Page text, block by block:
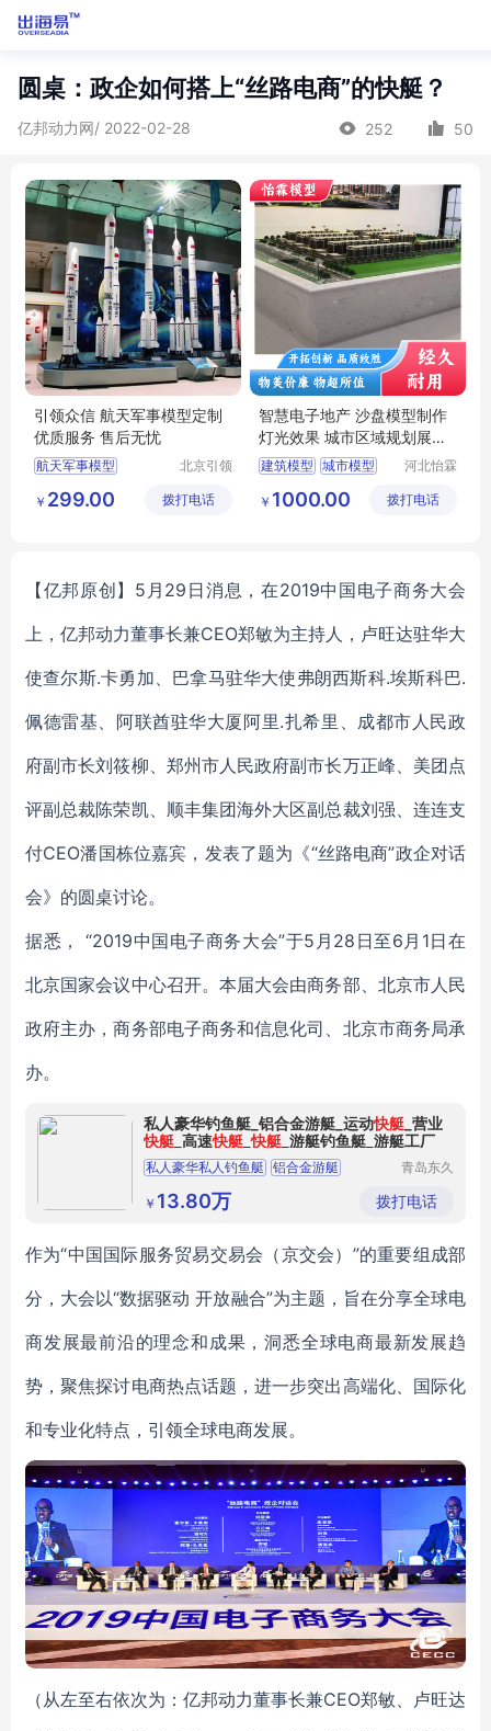
圆桌：政企如何搭上“丝路电商”的快艇？
亿邦动力网/ 2022-02-28 252 50
引领众信 航天军事模型定制
优质服务 售后无忧
航天军事模型
运载火箭模型
北京引领
展示有限
￥ 299.00 拨打电话
智慧电子地产 沙盘模型制作
灯光效果 城市区域规划展示
量身定制
建筑模型 城市模型
模型制作 房地产模型
河北怡霖
有限公司
￥ 1000.00 拨打电话
【亿邦原创】5月29日消息，在2019中国电子商务大会
上，亿邦动力董事长兼CEO郑敏为主持人，卢旺达驻华大
使查尔斯.卡勇加、巴拿马驻华大使弗朗西斯科.埃斯科巴.
佩德雷基、阿联酋驻华大厦阿里.扎希里、成都市人民政
府副市长刘筱柳、郑州市人民政府副市长万正峰、美团点
评副总裁陈荣凯、顺丰集团海外大区副总裁刘强、连连支
付CEO潘国栋位嘉宾，发表了题为《“丝路电商”政企对话
会》的圆桌讨论。
据悉， “2019中国电子商务大会”于5月28日至6月1日在
北京国家会议中心召开。本届大会由商务部、北京市人民
政府主办，商务部电子商务和信息化司、北京市商务局承
办。
私人豪华钓鱼艇_铝合金游艇_运动快艇 _营业
快艇 _高速快艇 _快艇 _游艇钓鱼艇_游艇工厂
私人豪华私人钓鱼艇 铝合金游艇
运动快艇
营业快艇
青岛东久
公司
￥ 13.80万 拨打电话
作为“中国国际服务贸易交易会（京交会）”的重要组成部
分，大会以“数据驱动 开放融合”为主题，旨在分享全球电
商发展最前沿的理念和成果，洞悉全球电商最新发展趋
势，聚焦探讨电商热点话题，进一步突出高端化、国际化
和专业化特点，引领全球电商发展。
（从左至右依次为：亿邦动力董事长兼CEO郑敏、卢旺达